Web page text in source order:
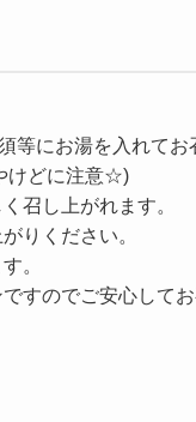
等にお湯を入れて
けどに注意☆)
召し上がれます。
りください。
。
すのでご安心して